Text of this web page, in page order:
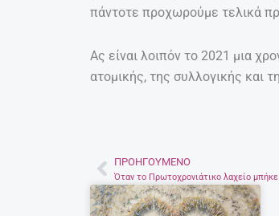
πάντοτε προχωρούμε τελικά
Ας είναι λοιπόν το 2021 μια
ατομικής, της συλλογικής και
Prev
ΠΡΟΗΓΟΎΜΕΝΟ